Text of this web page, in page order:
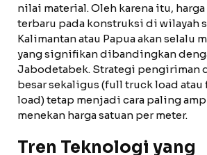
nilai material. Oleh karena itu,
terbaru pada konstruksi di wilayah
Kalimantan atau Papua akan selalu
yang signifikan dibandingkan
Jabodetabek. Strategi pengiriman
besar sekaligus (full truck load
load) tetap menjadi cara paling
menekan harga satuan per meter.
Tren Teknologi yang